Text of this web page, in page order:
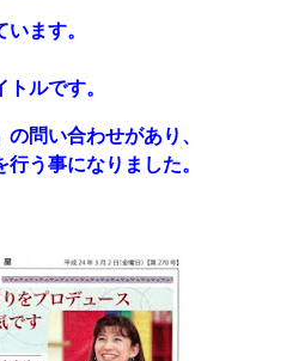
ます。
ルです。
問い合わせがあり、
う事になりました。